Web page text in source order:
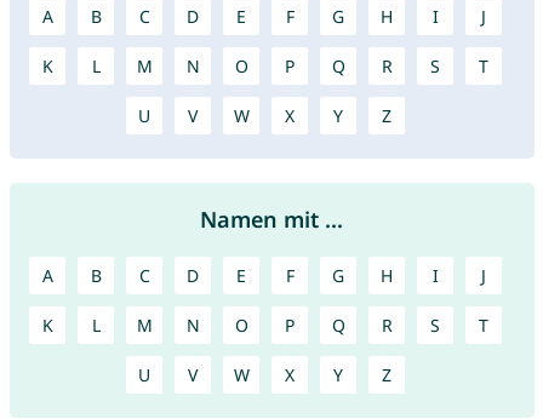
A B C D E F G H I J
K L M N O P Q R S T
U V W X Y Z
Namen mit ...
A B C D E F G H I J
K L M N O P Q R S T
U V W X Y Z